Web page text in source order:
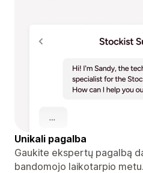
Unikali pagalba
Gaukite ekspertų pagalbą
bandomojo laikotarpio